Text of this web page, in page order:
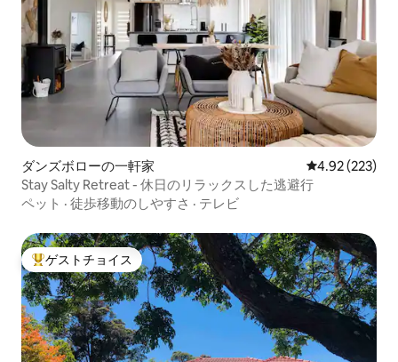
ダンズボローの一軒家 レビュー223
4.92 (223)
Stay Salty Retreat - 休日のリラックスした逃避行
ペット · 徒歩移動のしやすさ · テレビ
大好評のゲストチョイスです。
ゲストチョイス